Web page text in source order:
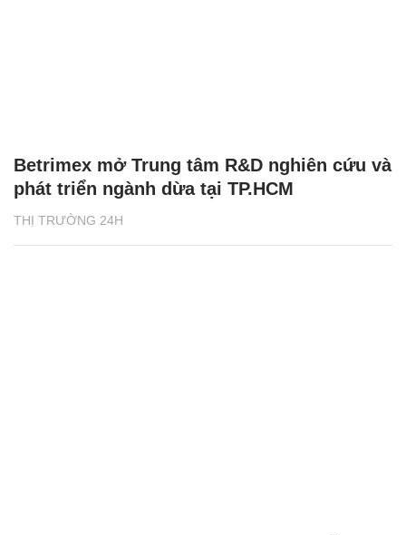
THỊ TRƯỜNG 24H
Betrimex mở Trung tâm R&D nghiên cứu và
phát triển ngành dừa tại TP.HCM